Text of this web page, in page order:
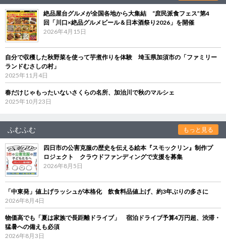
絶品屋台グルメが全国各地から大集結 “庶民派食フェス”第4
回「川口×絶品グルメビール＆日本酒祭り2026」を開催
2026年4月15日
自分で収穫した秋野菜を使って芋煮作りを体験 埼玉県加須市の「ファミリー
ランドむさしの村」
2025年11月4日
春だけじゃもったいないさくらの名所、加治川で秋のマルシェ
2025年10月23日
ふむふむ もっと見る
四日市の公害克服の歴史を伝える絵本『スモックリン』制作プ
ロジェクト クラウドファンディングで支援を募集
2026年8月5日
「中東発」値上げラッシュが本格化 飲食料品値上げ、約3年ぶりの多さに
2026年8月4日
物価高でも「夏は家族で長距離ドライブ」 宿泊ドライブ予算4万円超、渋滞・
猛暑への備えも必須
2026年8月3日